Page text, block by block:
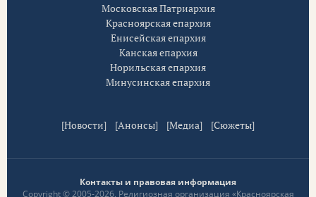
Московская Патриархия
Красноярская епархия
Енисейская епархия
Канская епархия
Норильская епархия
Минусинская епархия
[Новости] [Анонсы] [Медиа] [Сюжеты]
Контакты и правовая информация
Copyright © 2005-2026, Религиозная организация «Красноярская